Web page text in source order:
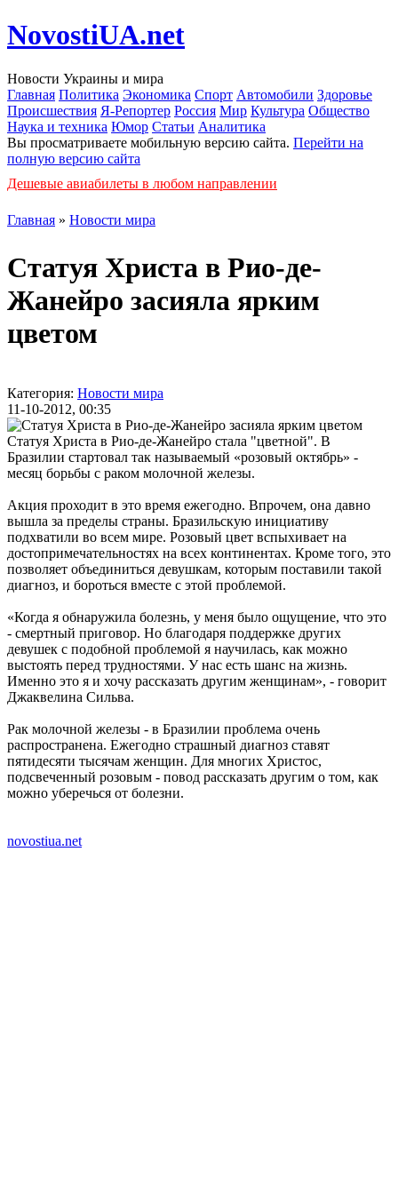
NovostiUA.net
Новости Украины и мира
Главная Политика Экономика Спорт Автомобили Здоровье
Происшествия Я-Репортер Россия Мир Культура Общество
Наука и техника Юмор Статьи Аналитика
Вы просматриваете мобильную версию сайта. Перейти на
полную версию сайта
Дешевые авиабилеты в любом направлении
Главная » Новости мира
Статуя Христа в Рио-де-
Жанейро засияла ярким
цветом
Категория: Новости мира
11-10-2012, 00:35
Статуя Христа в Рио-де-Жанейро стала "цветной". В
Бразилии стартовал так называемый «розовый октябрь» -
месяц борьбы с раком молочной железы.
Акция проходит в это время ежегодно. Впрочем, она давно
вышла за пределы страны. Бразильскую инициативу
подхватили во всем мире. Розовый цвет вспыхивает на
достопримечательностях на всех континентах. Кроме того, это
позволяет объединиться девушкам, которым поставили такой
диагноз, и бороться вместе с этой проблемой.
«Когда я обнаружила болезнь, у меня было ощущение, что это
- смертный приговор. Но благодаря поддержке других
девушек с подобной проблемой я научилась, как можно
выстоять перед трудностями. У нас есть шанс на жизнь.
Именно это я и хочу рассказать другим женщинам», - говорит
Джаквелина Сильва.
Рак молочной железы - в Бразилии проблема очень
распространена. Ежегодно страшный диагноз ставят
пятидесяти тысячам женщин. Для многих Христос,
подсвеченный розовым - повод рассказать другим о том, как
можно уберечься от болезни.
novostiua.net